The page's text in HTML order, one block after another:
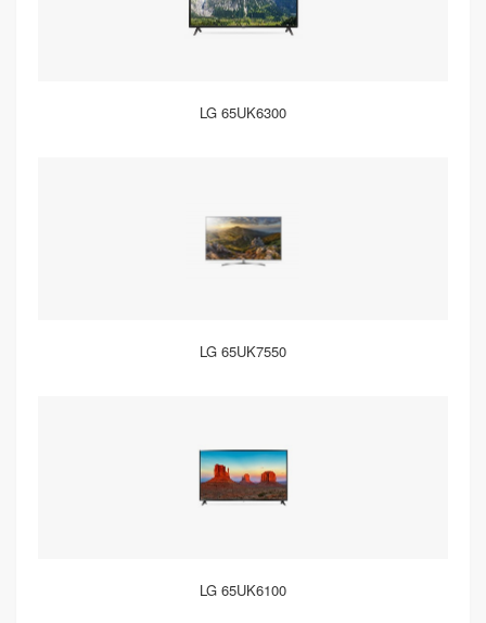
LG 65UK6300
LG 65UK7550
LG 65UK6100